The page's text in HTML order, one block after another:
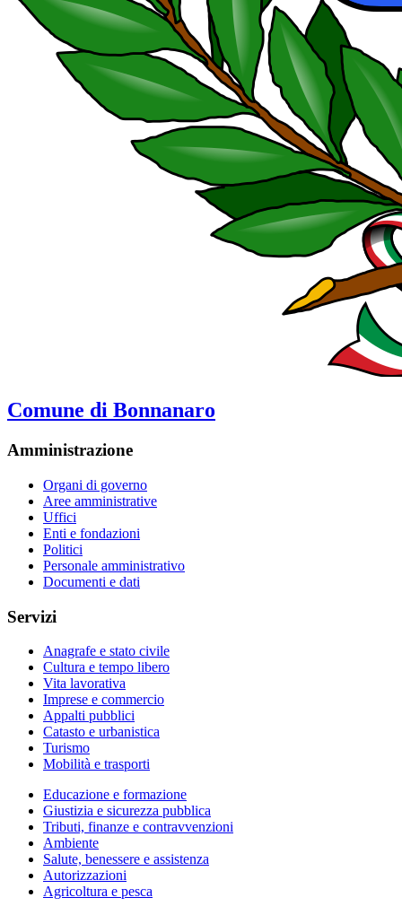
Comune di Bonnanaro
Amministrazione
Organi di governo
Aree amministrative
Uffici
Enti e fondazioni
Politici
Personale amministrativo
Documenti e dati
Servizi
Anagrafe e stato civile
Cultura e tempo libero
Vita lavorativa
Imprese e commercio
Appalti pubblici
Catasto e urbanistica
Turismo
Mobilità e trasporti
Educazione e formazione
Giustizia e sicurezza pubblica
Tributi, finanze e contravvenzioni
Ambiente
Salute, benessere e assistenza
Autorizzazioni
Agricoltura e pesca